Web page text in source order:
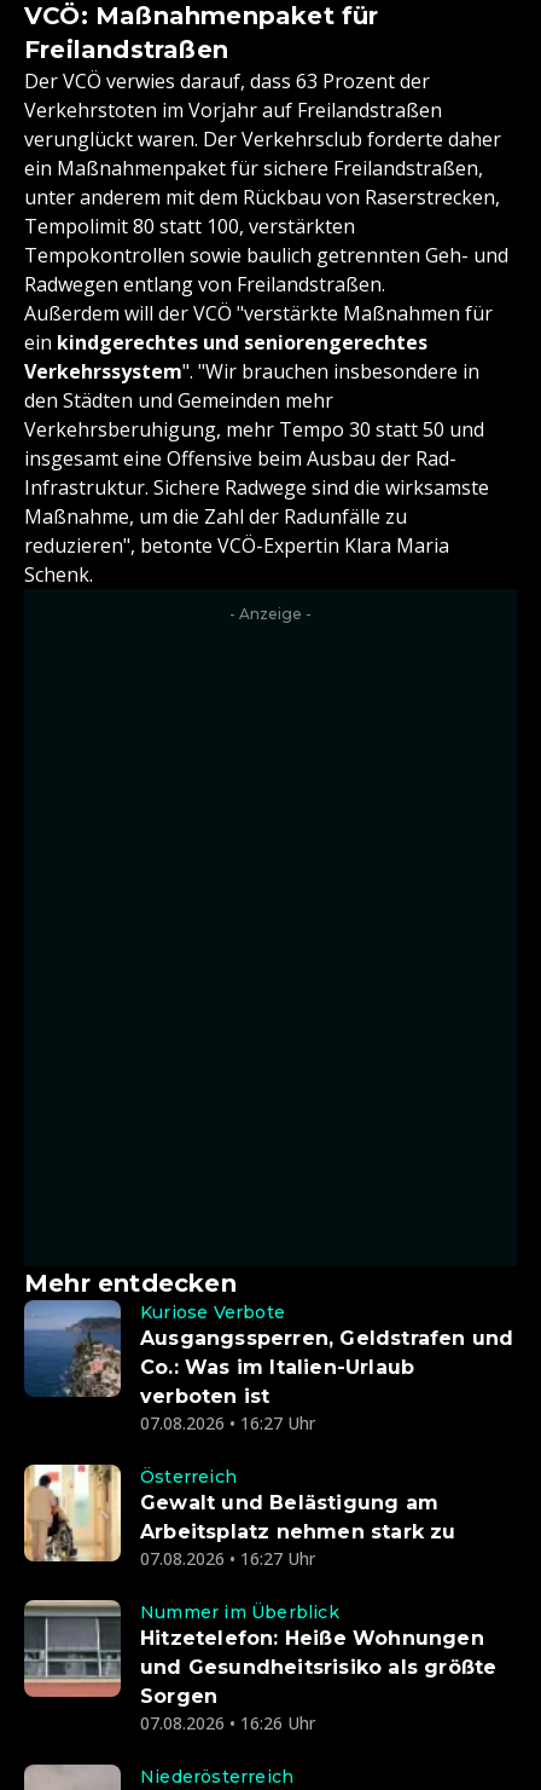
VCÖ: Maßnahmenpaket für
Freilandstraßen
Der VCÖ verwies darauf, dass 63 Prozent der
Verkehrstoten im Vorjahr auf Freilandstraßen
verunglückt waren. Der Verkehrsclub forderte daher
ein Maßnahmenpaket für sichere Freilandstraßen,
unter anderem mit dem Rückbau von Raserstrecken,
Tempolimit 80 statt 100, verstärkten
Tempokontrollen sowie baulich getrennten Geh- und
Radwegen entlang von Freilandstraßen.
Außerdem will der VCÖ "verstärkte Maßnahmen für
ein kindgerechtes und seniorengerechtes
Verkehrssystem". "Wir brauchen insbesondere in
den Städten und Gemeinden mehr
Verkehrsberuhigung, mehr Tempo 30 statt 50 und
insgesamt eine Offensive beim Ausbau der Rad-
Infrastruktur. Sichere Radwege sind die wirksamste
Maßnahme, um die Zahl der Radunfälle zu
reduzieren", betonte VCÖ-Expertin Klara Maria
Schenk.
- Anzeige -
Mehr entdecken
Kuriose Verbote
Ausgangssperren, Geldstrafen und
Co.: Was im Italien-Urlaub
verboten ist
07.08.2026 • 16:27 Uhr
Österreich
Gewalt und Belästigung am
Arbeitsplatz nehmen stark zu
07.08.2026 • 16:27 Uhr
Nummer im Überblick
Hitzetelefon: Heiße Wohnungen
und Gesundheitsrisiko als größte
Sorgen
07.08.2026 • 16:26 Uhr
Niederösterreich